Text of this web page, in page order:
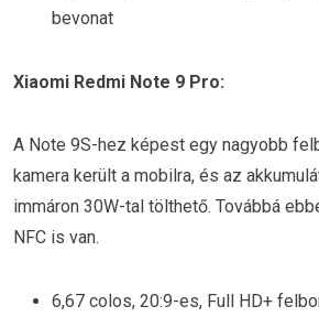
bevonat
Xiaomi Redmi Note 9 Pro:
A Note 9S-hez képest egy nagyobb
kamera került a mobilra, és az
immáron 30W-tal tölthető. Továbbá
NFC is van.
6,67 colos, 20:9-es, Full HD+